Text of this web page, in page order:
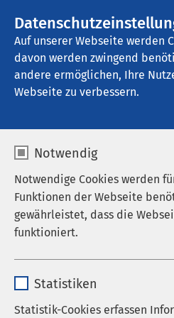
Auf unserer Webseite werden
davon werden zwingend
andere ermöglichen, Ihre
Webseite zu verbessern.
Notwendig
Notwendige Cookies werden
Funktionen der Webseite
gewährleistet, dass die
funktioniert.
Anbieter sgalinski
Statistiken
Statistik-Cookies erfassen
AMEOS Klinikum St. Elisabeth
Hilfe in
Situationen
Hilfe und
Fehlgeburt oder